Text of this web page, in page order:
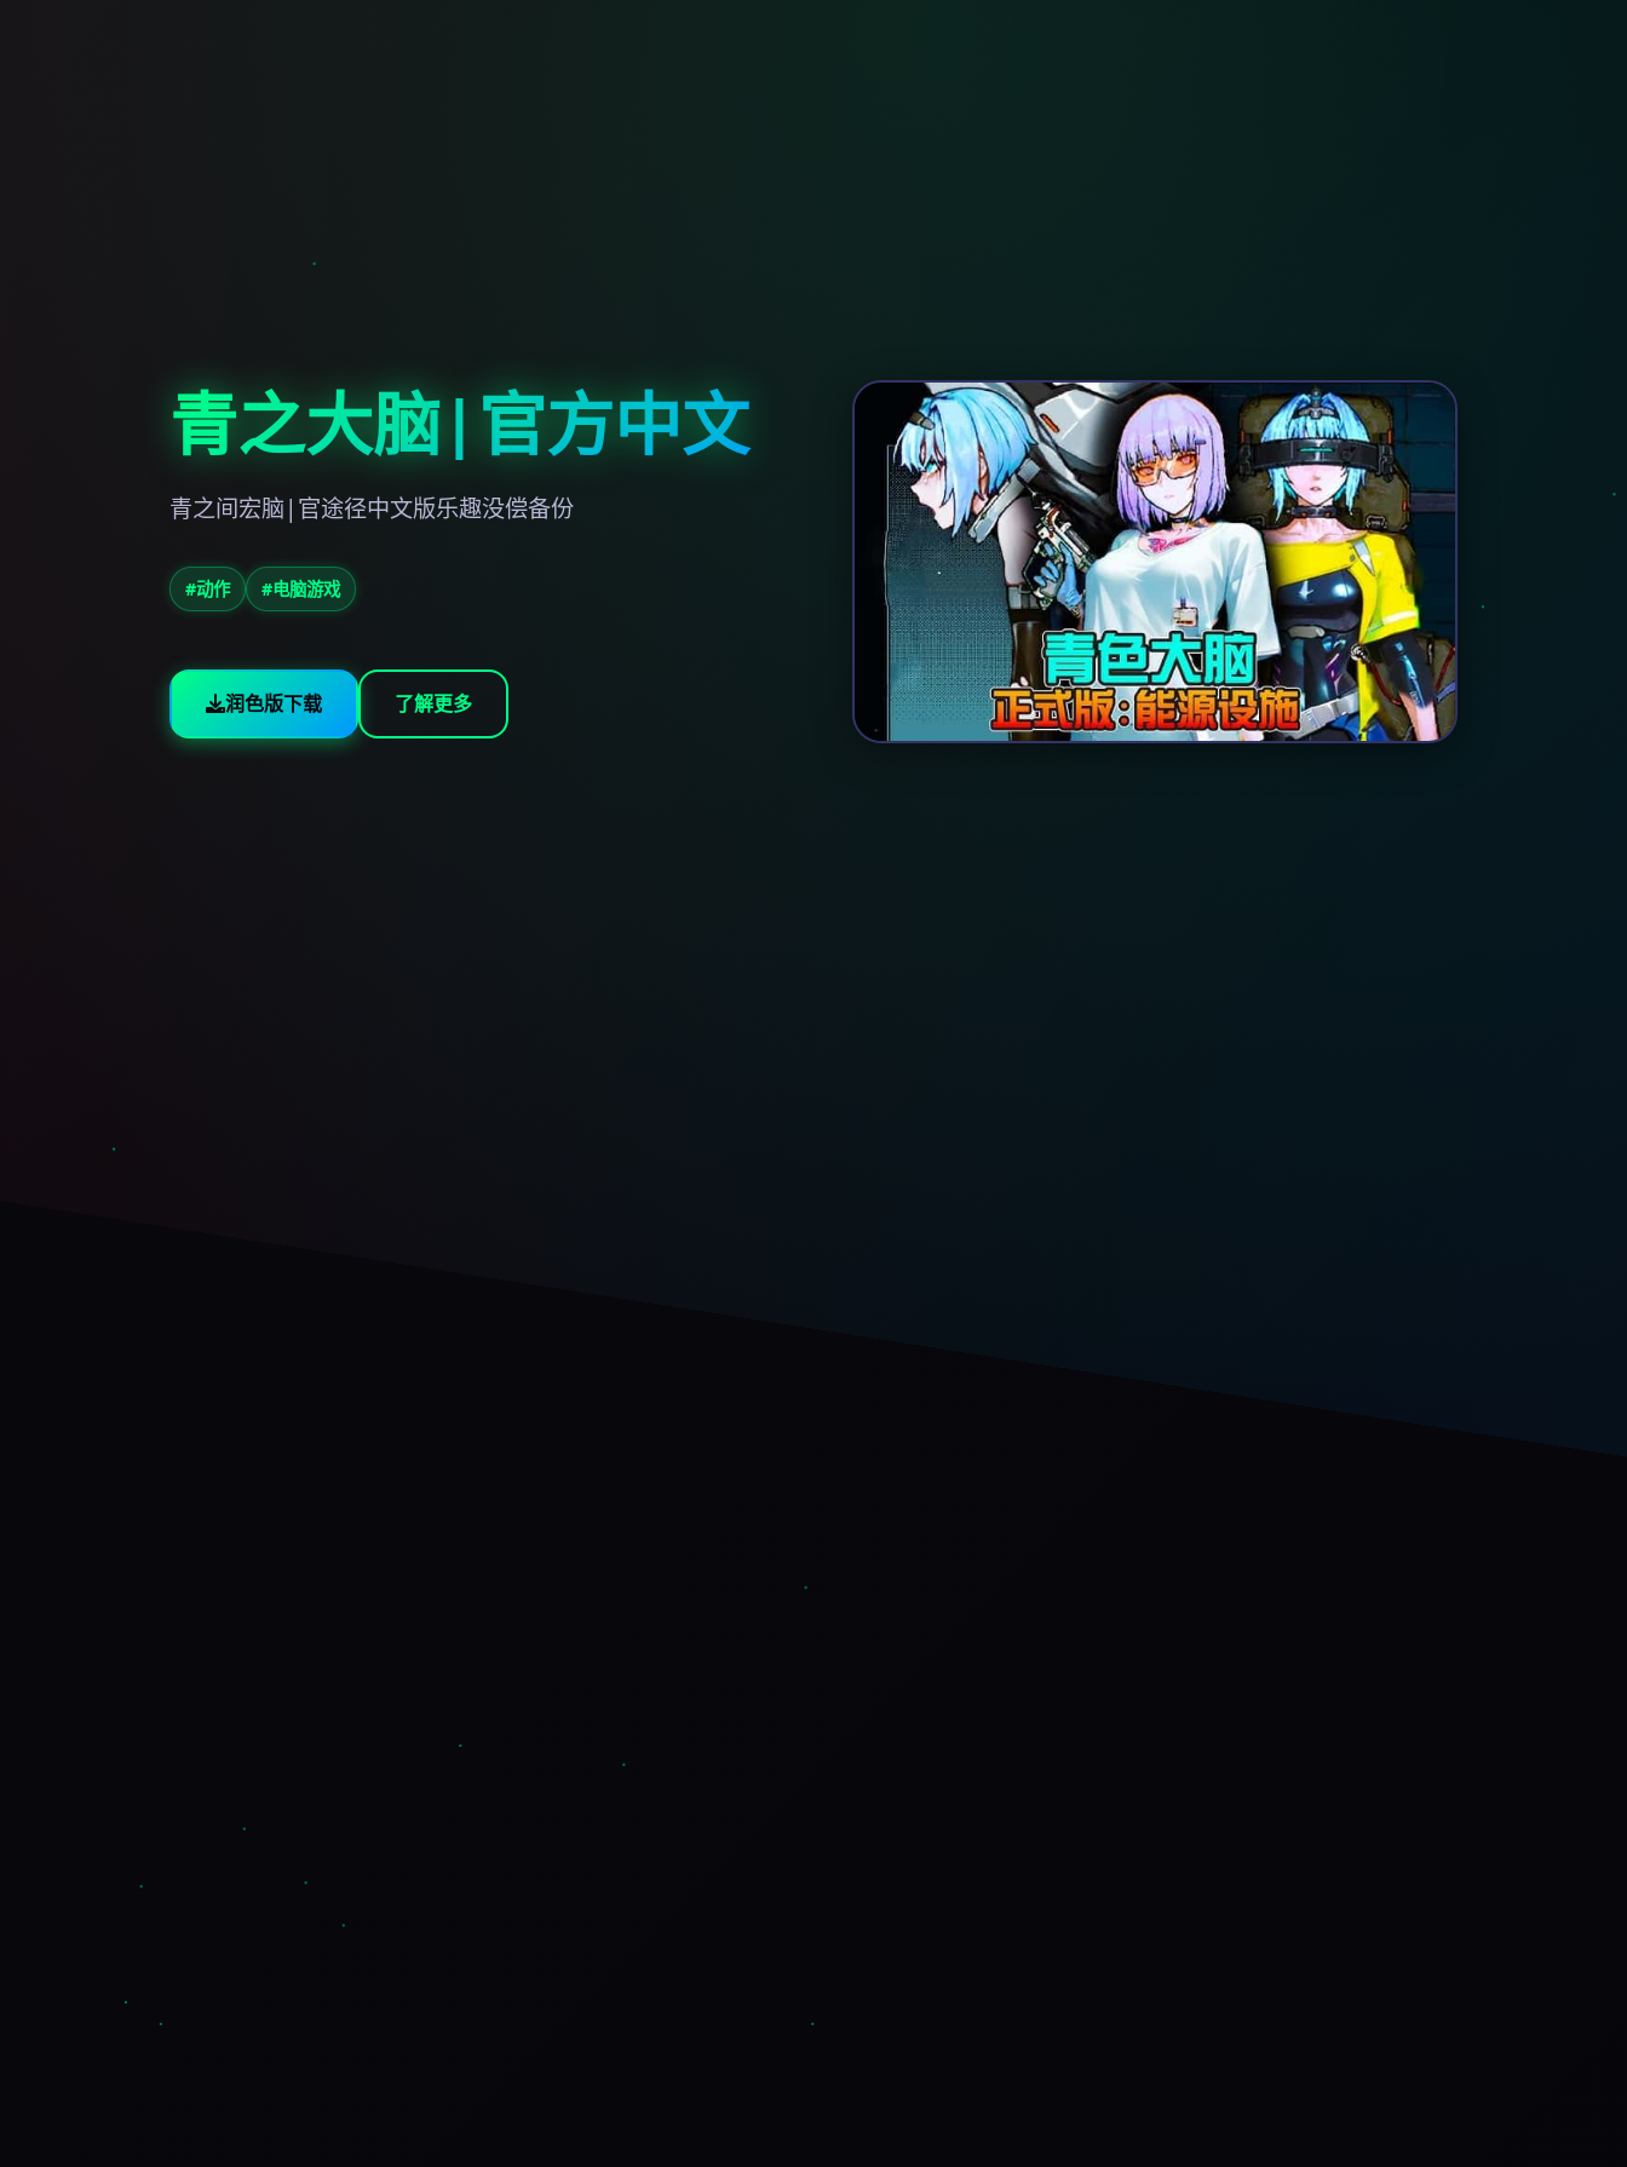
青之大脑|官方中文
青之间宏脑|官途径中文版乐趣没偿备份
#动作 #电脑游戏
润色版下载 了解更多